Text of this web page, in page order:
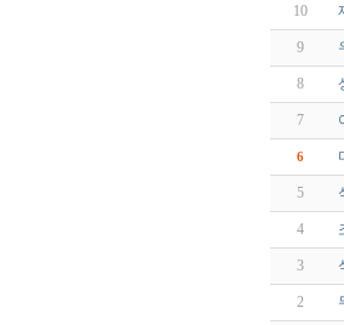
10
9
8
7
6
5
4
3
2